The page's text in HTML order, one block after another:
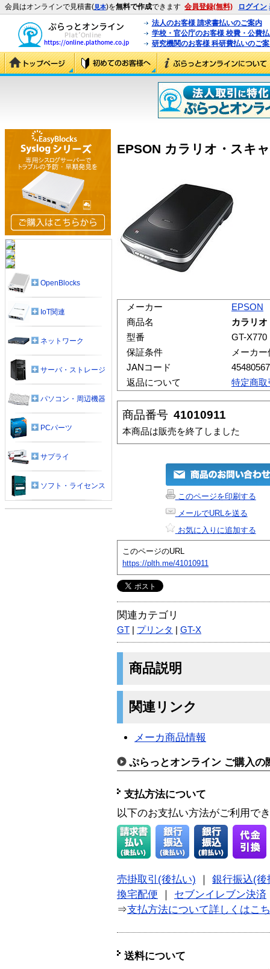
会員はオンラインで見積書(見本)を無料で作成できます 会員登録(無料) ログイン
法人のお客様 請求書払いのご案内
学校・官公庁のお客様 校費・公費
研究機関のお客様 科研費払いのご
EPSON カラリオ・スキ
メーカー
EPSON
商品名
カラリ
型番
GT-X770
保証条件
メーカ
JANコード
返品について
特定商取
商品番号 41010911
本商品は販売を終了しました
このページを印刷する
メールでURLを送る
お気に入りに追加する
このページのURL
https://plth.me/41010911
関連カテゴリ
GT プリンタ GT-X
商品説明
関連リンク
メーカ商品情報
ぷらっとオンライン ご購入の
支払方法について
以下のお支払い方法がご利用で
売掛取引(後払い)
銀行振込(後
換宅配便
セブンイレブン決済
⇒支払方法について詳しくはこ
送料について
OpenBlocks
IoT関連
ネットワーク
サーバ・ストレージ
パソコン・周辺機器
PCパーツ
サプライ
ソフト・ライセンス